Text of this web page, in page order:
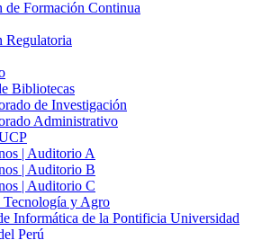
de Formación Continua
Regulatoria
Bibliotecas
de Investigación
Administrativo
| Auditorio A
| Auditorio B
| Auditorio C
y Agro
Informática de la Pontificia Universidad
Perú